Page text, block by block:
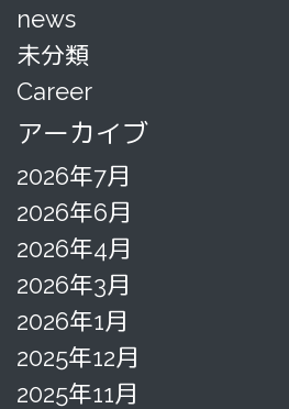
news
未分類
Career
アーカイブ
2026年7月
2026年6月
2026年4月
2026年3月
2026年1月
2025年12月
2025年11月